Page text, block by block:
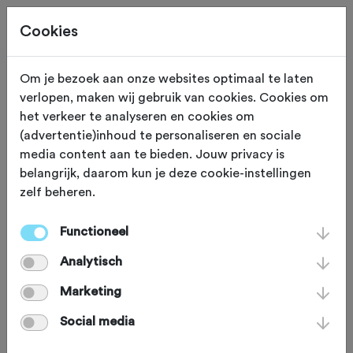
TOERTOCHTEN Gewijzigd op 27 mei 2026
Laat je verrassen door
de Strade Bianche
Flevoland
Gravelbiken in Flevoland? Tuurlijk! Doe
mee aan Strade Bianche Flevoland en
fiets door prille polderwildernissen
Cookies
Om je bezoek aan onze websites optimaal te laten
verlopen, maken wij gebruik van cookies. Cookies om
het verkeer te analyseren en cookies om
(advertentie)inhoud te personaliseren en sociale
media content aan te bieden. Jouw privacy is
belangrijk, daarom kun je deze cookie-instellingen
zelf beheren.
Functioneel
Analytisch
Marketing
Social media